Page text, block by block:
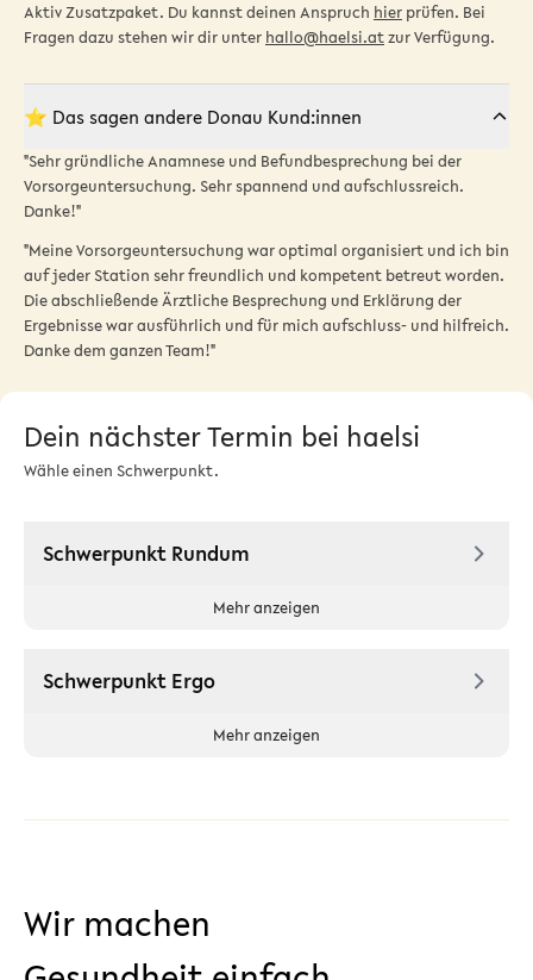
Aktiv Zusatzpaket. Du kannst deinen Anspruch hier prüfen. Bei
Fragen dazu stehen wir dir unter hallo@haelsi.atzur Verfügung.
⭐️ Das sagen andere Donau Kund:innen
"Sehr gründliche Anamnese und Befundbesprechung bei der
Vorsorgeuntersuchung. Sehr spannend und aufschlussreich.
Danke!"
"Meine Vorsorgeuntersuchung war optimal organisiert und ich bin
auf jeder Station sehr freundlich und kompetent betreut worden.
Die abschließende Ärztliche Besprechung und Erklärung der
Ergebnisse war ausführlich und für mich aufschluss- und hilfreich.
Danke dem ganzen Team!"
Dein nächster Termin bei haelsi
Wähle einen Schwerpunkt.
Schwerpunkt Rundum
Mehr anzeigen
Schwerpunkt Ergo
Mehr anzeigen
Wir machen